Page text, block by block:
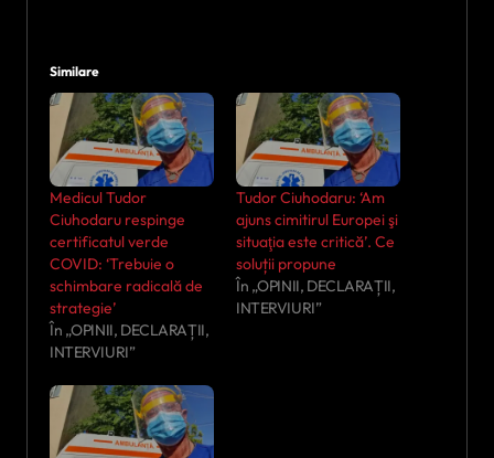
Similare
Medicul Tudor
Ciuhodaru respinge
certificatul verde
COVID: ‘Trebuie o
schimbare radicală de
strategie’
În „OPINII, DECLARAȚII,
INTERVIURI”
Tudor Ciuhodaru: ‘Am
ajuns cimitirul Europei şi
situaţia este critică’. Ce
soluții propune
În „OPINII, DECLARAȚII,
INTERVIURI”